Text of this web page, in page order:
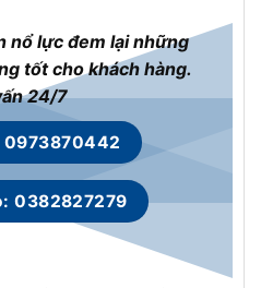
nổ lực đem lại những
tốt cho khách hàng.
24/7
0973870442
0382827279